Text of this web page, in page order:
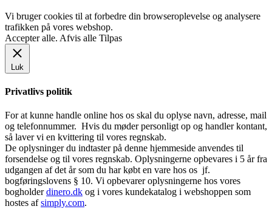
Vi bruger cookies til at forbedre din browseroplevelse og analysere
trafikken på vores webshop.
Accepter alle. Afvis alle Tilpas
Luk
Privatlivs politik
For at kunne handle online hos os skal du oplyse navn, adresse, mail
og telefonnummer. Hvis du møder personligt op og handler kontant,
så laver vi en kvittering til vores regnskab.
De oplysninger du indtaster på denne hjemmeside anvendes til
forsendelse og til vores regnskab. Oplysningerne opbevares i 5 år fra
udgangen af det år som du har købt en vare hos os jf.
bogføringslovens § 10. Vi opbevarer oplysningerne hos vores
bogholderdinero.dk og i vores kundekatalog i webshoppen som
hostes afsimply.com.